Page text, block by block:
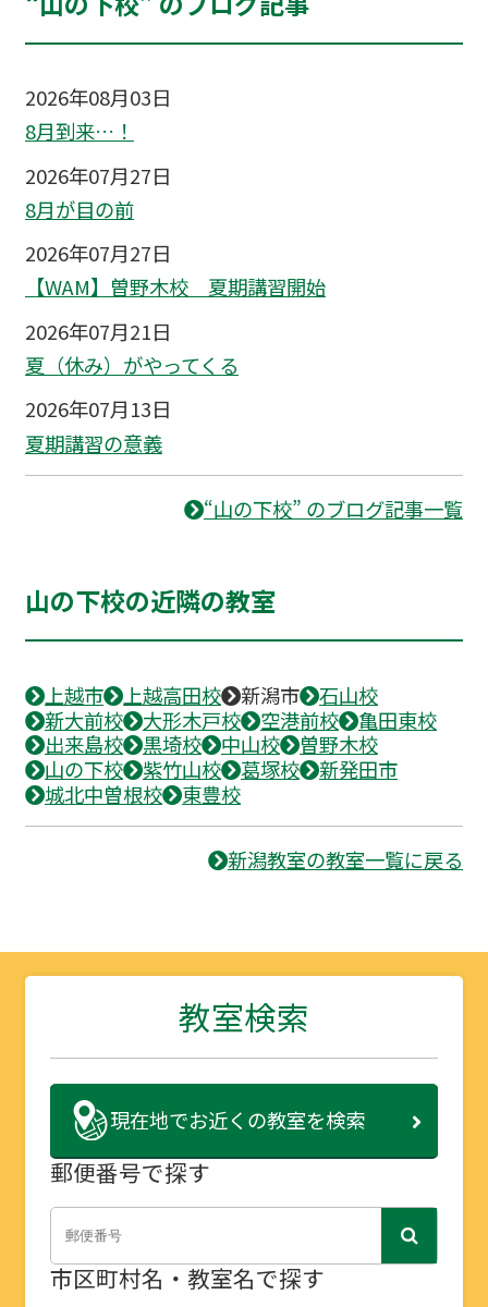
2026年08月03日
8月到来…！
2026年07月27日
8月が目の前
2026年07月27日
【WAM】曽野木校 夏期講習開始
2026年07月21日
夏（休み）がやってくる
2026年07月13日
夏期講習の意義
“山の下校” のブログ記事一覧
山の下校の近隣の教室
上越市 上越高田校 新潟市
石山校
新大前校
大形木戸校 空港前校
亀田東校
出来島校
黒埼校 中山校
曽野木校
山の下校
紫竹山校 葛塚校
新発田市
城北中曽根校
東豊校
新潟教室の教室一覧に戻る
教室検索
現在地でお近くの教室を検索
郵便番号で探す
市区町村名・教室名で探す